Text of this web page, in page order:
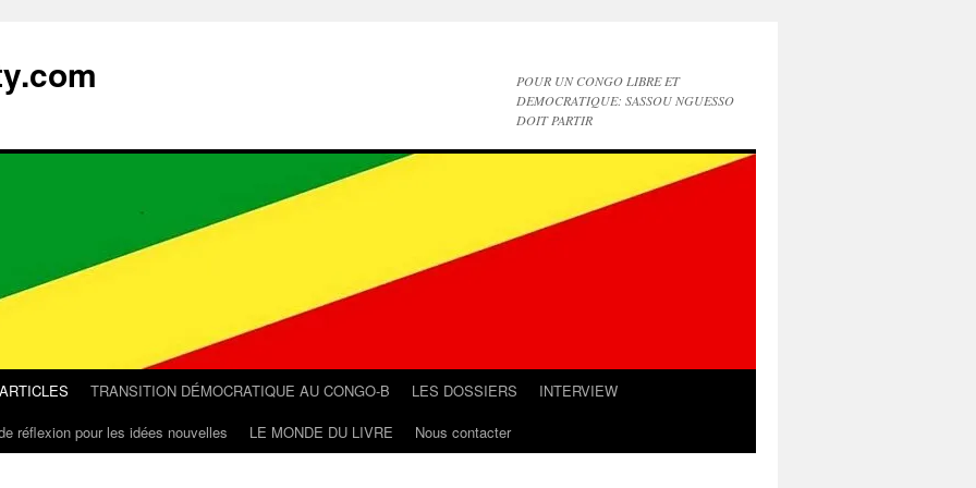
POUR UN CONGO LIBRE ET
DEMOCRATIQUE: SASSOU NGUESSO
DOIT PARTIR
TRANSITION DÉMOCRATIQUE AU CONGO-B LES DOSSIERS
INTERVIEW
réflexion pour les idées nouvelles LE MONDE DU LIVRE Nous contacter